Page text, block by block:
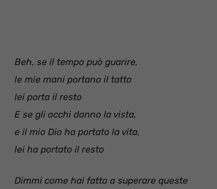
Beh, se il tempo può guarire,
le mie mani portano il tatto
lei porta il resto
E se gli occhi danno la vista,
e il mio Dio ha portato la vita,
lei ha portato il resto
Dimmi come hai fatto a superare queste